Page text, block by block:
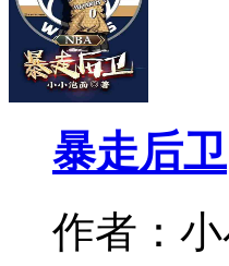
暴走后卫
作者：